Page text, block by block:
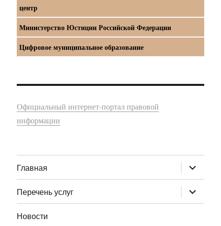
центр
Министерство Юстиции Российской Федерации
Цифровое муниципальное образование
Официальный интернет-портал правовой
информации
Главная раскрыть
дочернее
меню
Перечень услуг
раскрыть
дочернее
меню
Новости